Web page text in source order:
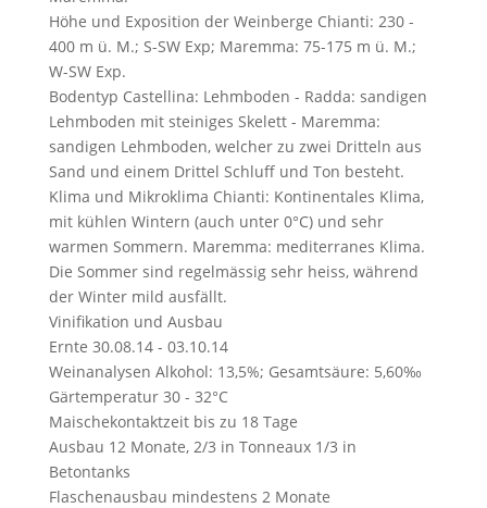
Höhe und Exposition der Weinberge Chianti: 230 -
400 m ü. M.; S-SW Exp; Maremma: 75-175 m ü. M.;
W-SW Exp.
Bodentyp Castellina: Lehmboden - Radda: sandigen
Lehmboden mit steiniges Skelett - Maremma:
sandigen Lehmboden, welcher zu zwei Dritteln aus
Sand und einem Drittel Schluff und Ton besteht.
Klima und Mikroklima Chianti: Kontinentales Klima,
mit kühlen Wintern (auch unter 0°C) und sehr
warmen Sommern. Maremma: mediterranes Klima.
Die Sommer sind regelmässig sehr heiss, während
der Winter mild ausfällt.
Vinifikation und Ausbau
Ernte 30.08.14 - 03.10.14
Weinanalysen Alkohol: 13,5%; Gesamtsäure: 5,60‰
Gärtemperatur30 - 32°C
Maischekontaktzeitbis zu 18 Tage
Ausbau 12 Monate, 2/3 in Tonneaux 1/3 in
Betontanks
Flaschenausbau mindestens 2 Monate